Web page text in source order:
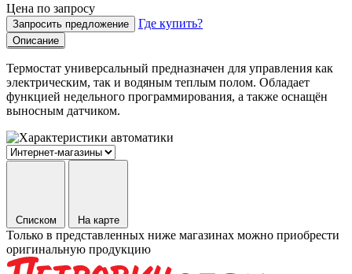
Цена по запросу
Запросить предложение Где купить?
Описание
Термостат универсальный предназначен для управления как
электрическим, так и водяным теплым полом. Обладает
функцией недельного программирования, а также оснащён
выносным датчиком.
Списком На карте
Только в представленных ниже магазинах можно приобрести
оригинальную продукцию